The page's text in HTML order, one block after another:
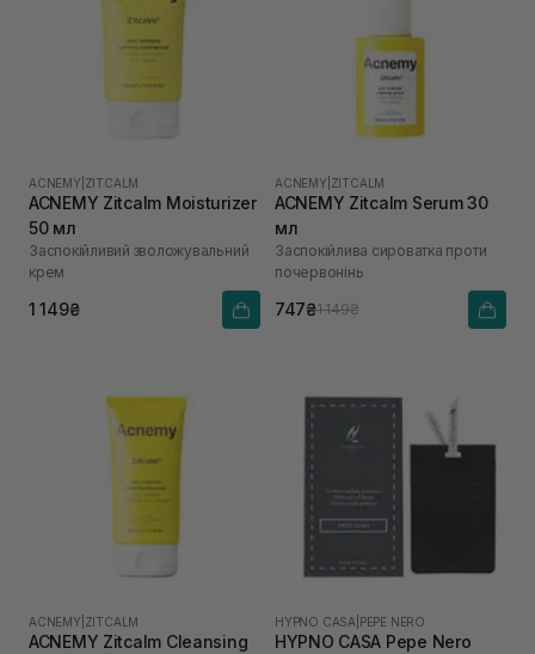
ACNEMY ZITCALM
ACNEMY Zitcalm Moisturizer
50 мл
Заспокійливий зволожувальний
крем
1 149₴
ACNEMY ZITCALM
ACNEMY Zitcalm Serum 30
мл
Заспокійлива сироватка проти
почервонінь
747₴1 149₴
ACNEMY ZITCALM
ACNEMY Zitcalm Cleansing
HYPNO CASA PEPE NERO
HYPNO CASA Pepe Nero